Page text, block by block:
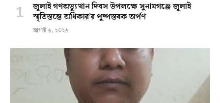
জুলাই গণঅভ্যুত্থান দিবস উপলক্ষে সুনামগঞ্জে জুলাই
স্মৃতিস্তম্ভে অধিকার’র পুষ্পস্তবক অর্পণ
আগস্ট ৬, ২০২৬